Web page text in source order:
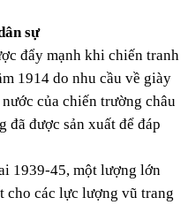
sự
đẩy mạnh khi chiến tranh
1914 do nhu cầu về giày
của chiến trường châu
được sản xuất để đáp
1939-45, một lượng lớn
cho các lực lượng vũ trang